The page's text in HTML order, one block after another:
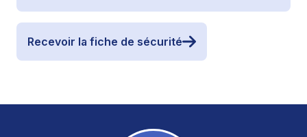
Recevoir la fiche de sécurité